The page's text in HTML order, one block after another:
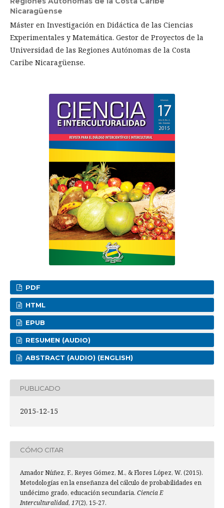
Nicaragüense
Máster en Investigación en Didáctica de las Ciencias
Experimentales y Matemática. Gestor de Proyectos de la
Universidad de las Regiones Autónomas de la Costa
Caribe Nicaragüense.
PDF
HTML
EPUB
RESUMEN (AUDIO)
ABSTRACT (AUDIO) (ENGLISH)
PUBLICADO
2015-12-15
CÓMO CITAR
Amador Núñez, F., Reyes Gómez, M., & Flores López, W. (2015).
Metodologías en la enseñanza del cálculo de probabilidades en
undécimo grado, educación secundaria. Ciencia E
Interculturalidad, 17(2), 15-27.